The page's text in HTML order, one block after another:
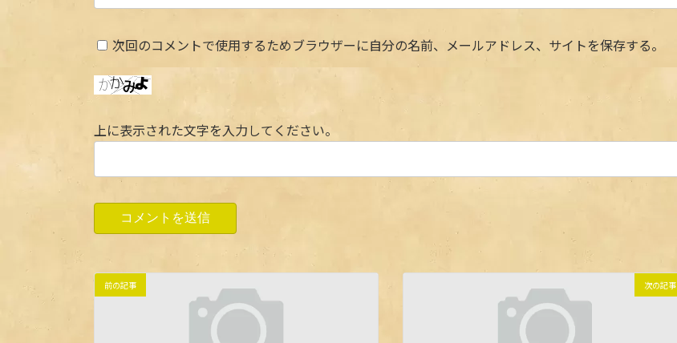
次回のコメントで使用するためブラウザーに自分の名前、メールアドレス、サイトを保存する。
上に表示された文字を入力してください。
前の記事 次の記事